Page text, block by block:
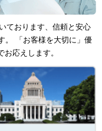
ております、信頼と安心
。 「お客様を大切に」優
応えします。